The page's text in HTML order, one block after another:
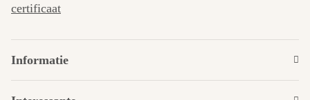
certificaat
Informatie